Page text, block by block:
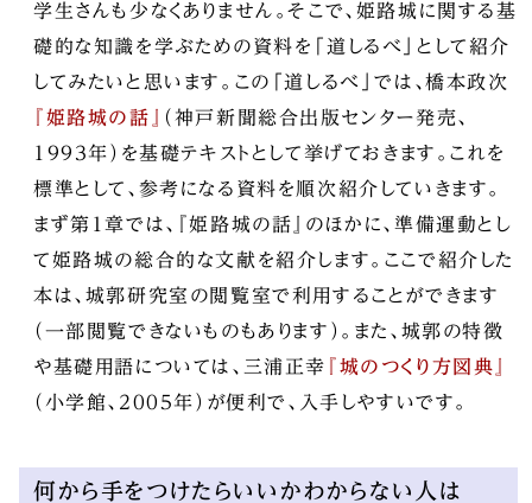
学生さんも少なくありません。そこで、姫路城に関する基
礎的な知識を学ぶための資料を「道しるべ」として紹介
してみたいと思います。この「道しるべ」では、橋本政次
『姫路城の話』
（神戸新聞総合出版センター発売、
1993年）を基礎テキストとして挙げておきます。これを
標準として、参考になる資料を順次紹介していきます。
まず第1章では、『姫路城の話』のほかに、準備運動とし
て姫路城の総合的な文献を紹介します。ここで紹介した
本は、城郭研究室の閲覧室で利用することができます
（一部閲覧できないものもあります）。また、城郭の特徴
や基礎用語については、三浦正幸 『城のつくり方図典』
（小学館、2005年）が便利で、入手しやすいです。
何から手をつけたらいいかわからない人は